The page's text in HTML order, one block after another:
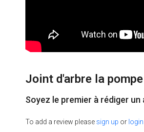
Joint d'arbre la
Soyez le premier à rédiger
To add a review please sign up or login